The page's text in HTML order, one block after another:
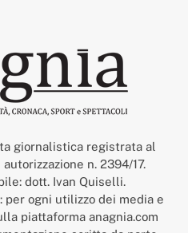
giornalistica registrata al
n. 2394/17.
dott. Ivan Quiselli.
ogni utilizzo dei media e
piattaforma anagnia.com